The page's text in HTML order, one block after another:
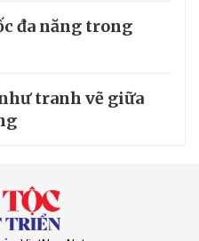
đa năng trong
tranh vẽ giữa